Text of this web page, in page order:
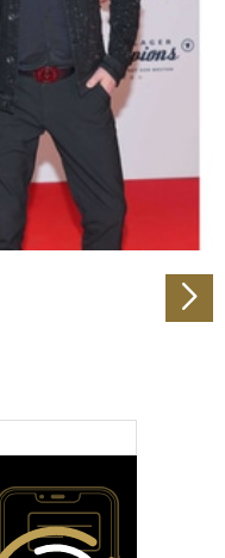
und Anzeigen zu
Medien anbieten
Website zu
zu Ihrer
Partner für
weiter. Unsere
möglicherweise mit
ihnen bereitgestellt